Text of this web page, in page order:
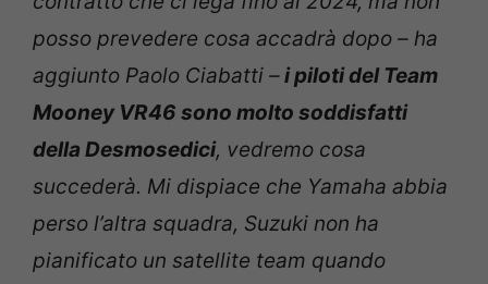
posso prevedere cosa accadrà dopo – ha
aggiunto Paolo Ciabatti –i piloti del Team
Mooney VR46 sono molto soddisfatti
della Desmosedici, vedremo cosa
succederà. Mi dispiace che Yamaha abbia
perso l’altra squadra, Suzuki non ha
pianificato un satellite team quando